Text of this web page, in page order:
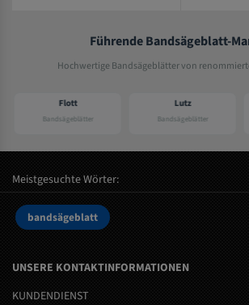
Führende Bandsägeblatt-
Hochwertige Bandsägeblätter von
Flott
Bandsägeblätter
Lutz
Bandsägeblätter
Meistgesuchte Wörter:
bandsägeblatt
UNSERE KONTAKTINFORMATIONEN
KUNDENDIENST